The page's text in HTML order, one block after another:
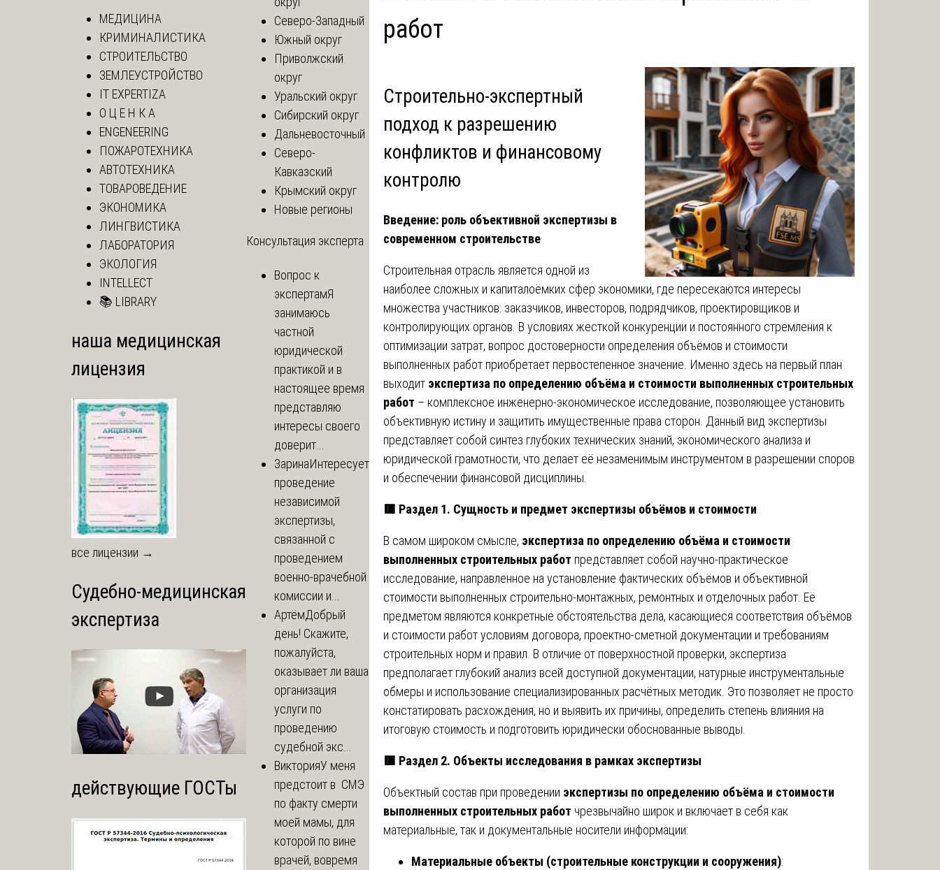
работ
Строительно-экспертный
подход к разрешению
конфликтов и финансовому
контролю
Введение: роль объективной экспертизы в
современном строительстве
Строительная отрасль является одной из
наиболее сложных и капиталоёмких сфер экономики, где пересекаются интересы
множества участников: заказчиков, инвесторов, подрядчиков, проектировщиков и
контролирующих органов. В условиях жесткой конкуренции и постоянного стремления к
оптимизации затрат, вопрос достоверности определения объёмов и стоимости
выполненных работ приобретает первостепенное значение. Именно здесь на первый план
выходит экспертиза по определению объёма и стоимости выполненных строительных
работ – комплексное инженерно-экономическое исследование, позволяющее установить
объективную истину и защитить имущественные права сторон. Данный вид экспертизы
представляет собой синтез глубоких технических знаний, экономического анализа и
юридической грамотности, что делает её незаменимым инструментом в разрешении споров
и обеспечении финансовой дисциплины.
🟥 Раздел 1. Сущность и предмет экспертизы объёмов и стоимости
В самом широком смысле, экспертиза по определению объёма и стоимости
выполненных строительных работ представляет собой научно-практическое
исследование, направленное на установление фактических объёмов и объективной
стоимости выполненных строительно-монтажных, ремонтных и отделочных работ. Её
предметом являются конкретные обстоятельства дела, касающиеся соответствия объёмов
и стоимости работ условиям договора, проектно-сметной документации и требованиям
строительных норм и правил. В отличие от поверхностной проверки, экспертиза
предполагает глубокий анализ всей доступной документации, натурные инструментальные
обмеры и использование специализированных расчётных методик. Это позволяет не просто
констатировать расхождения, но и выявить их причины, определить степень влияния на
итоговую стоимость и подготовить юридически обоснованные выводы.
🟥 Раздел 2. Объекты исследования в рамках экспертизы
Объектный состав при проведении экспертизы по определению объёма и стоимости
выполненных строительных работ чрезвычайно широк и включает в себя как
материальные, так и документальные носители информации:
Материальные объекты (строительные конструкции и сооружения):
МЕДИЦИНА
КРИМИНАЛИСТИКА
СТРОИТЕЛЬСТВО
ЗЕМЛЕУСТРОЙСТВО
IT EXPERTIZA
О Ц Е Н К А
ENGENEERING
ПОЖАРОТЕХНИКА
АВТОТЕХНИКА
ТОВАРОВЕДЕНИЕ
ЭКОНОМИКА
ЛИНГВИСТИКА
ЛАБОРАТОРИЯ
ЭКОЛОГИЯ
INTELLECT
📚 LIBRARY
наша медицинская
лицензия
все лицензии →
Судебно-медицинская
экспертиза
действующие ГОСТы
Северо-Западный
Южный округ
Приволжский
округ
Уральский округ
Сибирский округ
Дальневосточный
Северо-
Кавказский
Крымский округ
Новые регионы
Консультация эксперта
Вопрос к
экспертамЯ
занимаюсь
частной
юридической
практикой и в
настоящее время
представляю
интересы своего
доверит...
ЗаринаИнтересует
проведение
независимой
экспертизы,
связанной с
проведением
военно-врачебной
комиссии и...
АртёмДобрый
день! Скажите,
пожалуйста,
оказывает ли ваша
организация
услуги по
проведению
судебной экс...
ВикторияУ меня
предстоит в СМЭ
по факту смерти
моей мамы, для
которой по вине
врачей, вовремя